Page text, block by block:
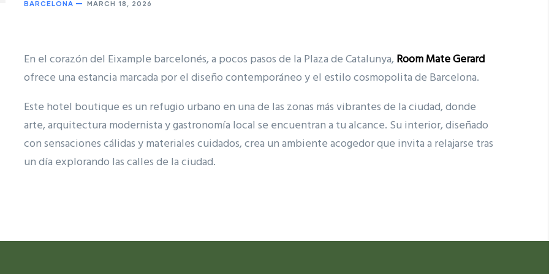
BARCELONA MARCH 18, 2026
En el corazón del Eixample barcelonés, a pocos pasos de la Plaza de Catalunya, Room Mate Gerard
ofrece una estancia marcada por el diseño contemporáneo y el estilo cosmopolita de Barcelona.
Este hotel boutique es un refugio urbano en una de las zonas más vibrantes de la ciudad, donde
arte, arquitectura modernista y gastronomía local se encuentran a tu alcance. Su interior, diseñado
con sensaciones cálidas y materiales cuidados, crea un ambiente acogedor que invita a relajarse tras
un día explorando las calles de la ciudad.